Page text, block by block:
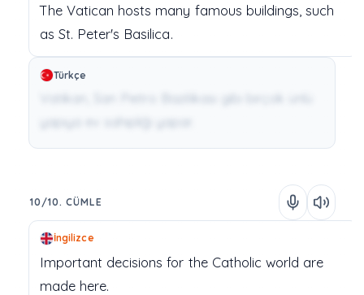
The Vatican hosts many famous buildings, such
as St. Peter's Basilica.
Türkçe
10/10. CÜMLE
İngilizce
Important decisions for the Catholic world are
made here.